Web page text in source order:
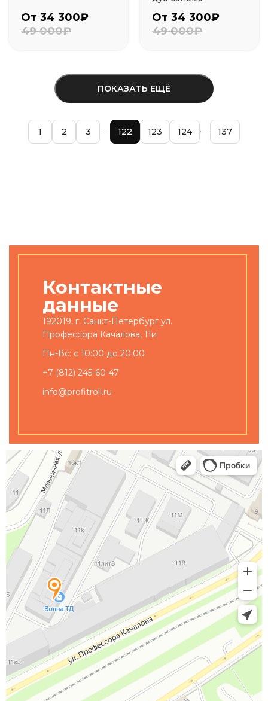
От 34 300₽
49 000₽
От 34 300₽
49 000₽
ПОКАЗАТЬ ЕЩЁ
1 2 3 122 123 124 137
Контактные
данные
192019, г. Санкт-Петербург ул.
Профессора Качалова, 11и
Пн-Вс: с 10:00 до 20:00
+7 (812) 245-60-47
info@profitroll.ru